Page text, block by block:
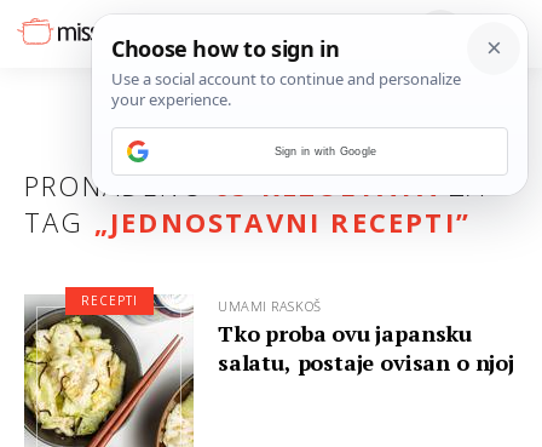
PRONAĐENO65 REZULTATAZA
TAG „JEDNOSTAVNI RECEPTI”
UMAMI RASKOŠ
Tko proba ovu japansku
salatu, postaje ovisan o njoj
RECEPTI
Sign in with Google